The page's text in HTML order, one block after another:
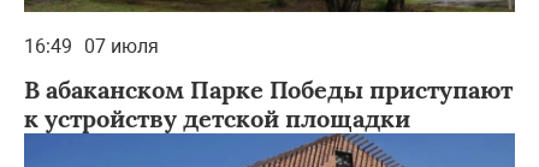
16:49 07 июля
В абаканском Парке Победы приступают
к устройству детской площадки